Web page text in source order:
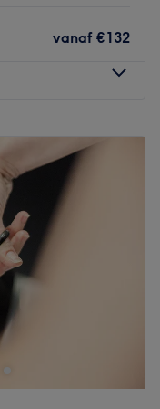
vanaf €132
19:00
09:00 –19:00
09:00–18:00
09:00
09:00
en ontspannen
in de ‘Franse
een
het